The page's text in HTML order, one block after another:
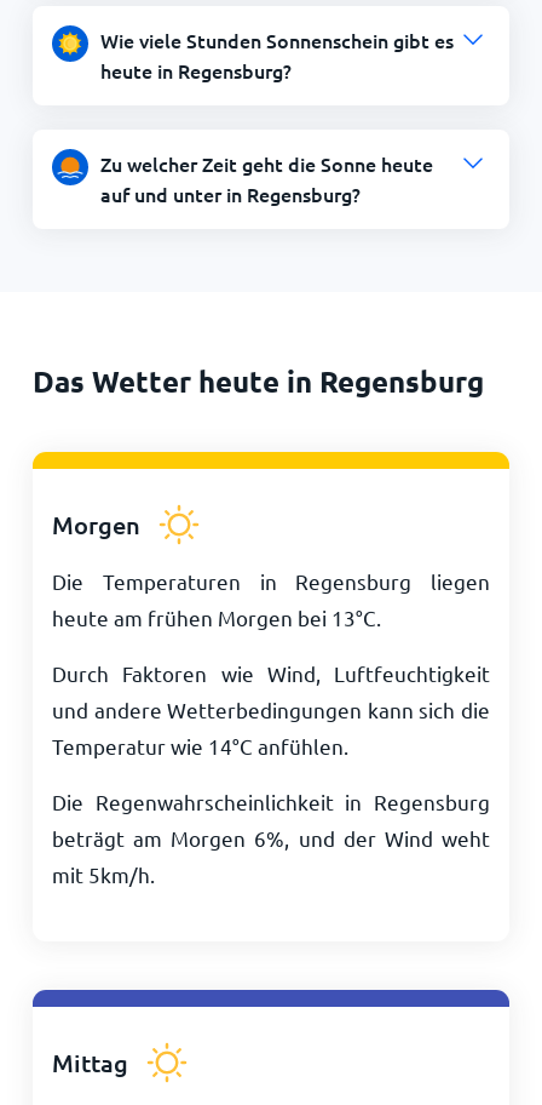
Wie viele Stunden Sonnenschein gibt es
heute in Regensburg?
Zu welcher Zeit geht die Sonne heute
auf und unter in Regensburg?
Das Wetter heute in Regensburg
Morgen
Die Temperaturen in Regensburg liegen
heute am frühen Morgen bei 13°C
Durch Faktoren wie Wind, Luftfeuchtigkeit
und andere Wetterbedingungen kann sich die
Temperatur wie 14°C anfühlen.
Die Regenwahrscheinlichkeit in Regensburg
beträgt am Morgen 6%, und der Wind weht
mit 5km/h
Mittag